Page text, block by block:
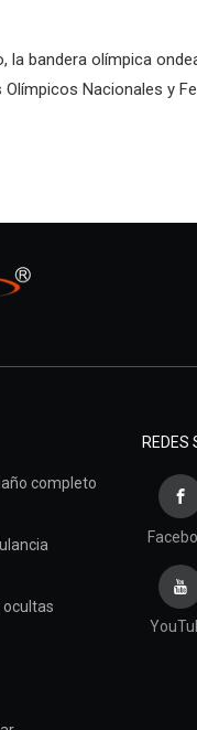
bandera olímpica
Nacionales y
completo
ocultas
REDES